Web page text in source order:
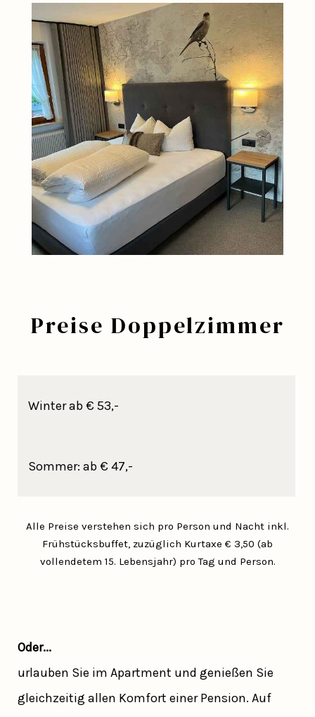
Preise Doppelzimmer
Winter ab € 53,-
Sommer: ab € 47,-
Alle Preise verstehen sich pro Person und Nacht inkl.
Frühstücksbuffet, zuzüglich Kurtaxe € 3,50 (ab
vollendetem 15. Lebensjahr) pro Tag und Person.
Oder...
urlauben Sie im Apartment und genießen Sie
gleichzeitig allen Komfort einer Pension. Auf